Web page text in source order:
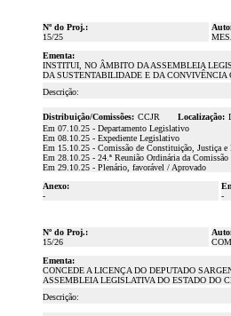
Nº do Proj.:
15/25
Ementa:
INSTITUI, NO ÂMBITO DA ASSEMBLEIA
DA SUSTENTABILIDADE E DA CONVIVÊNCIA
Descrição:
Distribuição/Comissões: CCJR Localização:
Em 07.10.25 - Departamento Legislativo
Em 08.10.25 - Expediente Legislativo
Em 15.10.25 - Comissão de Constituição, Justiça e
Em 28.10.25 - 24.ª Reunião Ordinária da
Em 29.10.25 - Plenário, favorável / Aprovado
Anexo:
-
-
Nº do Proj.:
15/26
Ementa:
CONCEDE A LICENÇA DO DEPUTADO
ASSEMBLEIA LEGISLATIVA DO ESTADO DO
Descrição: